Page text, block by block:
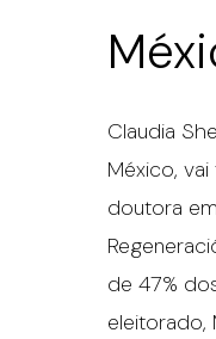
Claudia
México,
doutora
de 47%
eleitorado,